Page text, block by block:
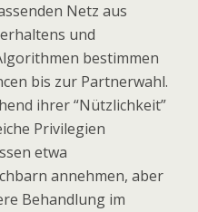
Netz aus
und
bestimmen
bis zur Partnerwahl.
ihrer “Nützlichkeit”
Privilegien
etwa
annehmen, aber
Behandlung im